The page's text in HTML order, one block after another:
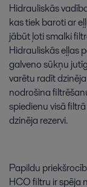
Hidrauliskās
kastiekbarotiar
jābūtļotismalki
Hidrauliskāseļļas
galvenosūkņu
varētu radītdzinēja
nodrošina
spiedienuvisāfiltrā
dzinēja rezervi.
Papildu
HCOfiltru irspēja